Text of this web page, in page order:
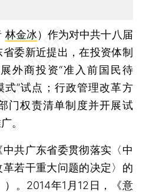
林金冰） 作为对中共十八届
委新近提出，在投资体制
外商投资“准入前国民待
式”试点；行政管理改革方
门权责清单制度并开展试
。
共广东省委贯彻落实〈中
若干重大问题的决定〉的
。2014年1月12日，《意